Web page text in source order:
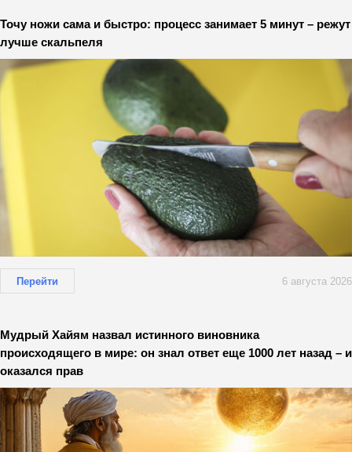
Точу ножи сама и быстро: процесс занимает 5 минут – режут
лучше скальпеля
Перейти 6 августа 2026
Мудрый Хайям назвал истинного виновника
происходящего в мире: он знал ответ еще 1000 лет назад – и
оказался прав